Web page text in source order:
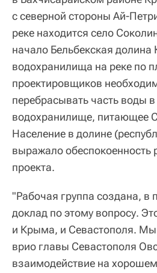
с северной стороны Ай-
реке находится село
начало Бельбекская
водохранилища на реке по
проектировщиков
перебрасывать часть воды
водохранилище, питающее
Население в долине
выражало обеспокоенность
проекта.
"Рабочая группа создана, в
доклад по этому вопросу.
и Крыма, и Севастополя. Мы
врио главы Севастополя
взаимодействие на